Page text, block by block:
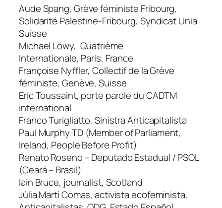
Aude Spang, Grève féministe Fribourg,
Solidarité Palestine-Fribourg, Syndicat Unia
Suisse
Michael Löwy, Quatrième
Internationale, Paris, France
Françoise Nyffler, Collectif de la Grève
féministe, Genève, Suisse
Eric Toussaint, porte parole du CADTM
international
Franco Turigliatto, Sinistra Anticapitalista
Paul Murphy TD (Member of Parliament,
Ireland, People Before Profit)
Renato Roseno – Deputado Estadual / PSOL
(Ceará – Brasil)
Iain Bruce, journalist, Scotland
Júlia Martí Comas, activista ecofeminista,